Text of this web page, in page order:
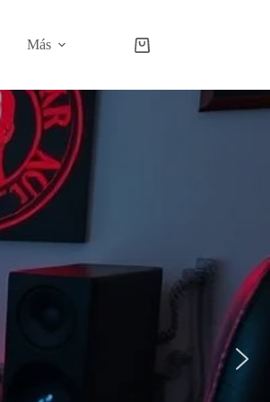
Más
Carro